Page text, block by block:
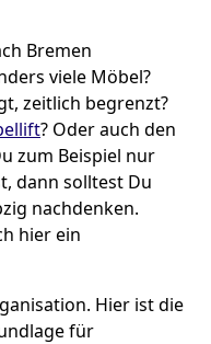
Bremen
viele Möbel?
zeitlich begrenzt?
? Oder auch den
zum Beispiel nur
dann solltest Du
nachdenken.
hier ein
Hier ist die
für